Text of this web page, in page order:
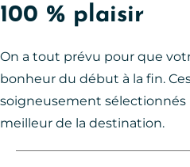
100 % plaisir
On a tout prévu pour que
bonheur du début à la fin.
soigneusement sélectionnés
meilleur de la destination.